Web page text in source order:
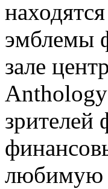
эмблемы
зале
зрителей
любимую